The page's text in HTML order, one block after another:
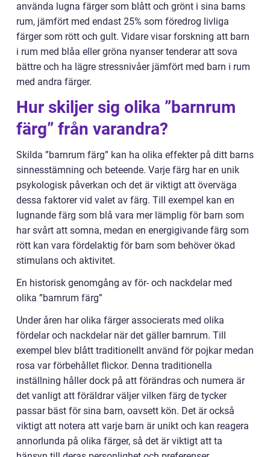
använda lugna färger som blått och grönt i sina barns
rum, jämfört med endast 25% som föredrog livliga
färger som rött och gult. Vidare visar forskning att barn
i rum med blåa eller gröna nyanser tenderar att sova
bättre och ha lägre stressnivåer jämfört med barn i rum
med andra färger.
Hur skiljer sig olika ”barnrum
färg” från varandra?
Skilda ”barnrum färg” kan ha olika effekter på ditt barns
sinnesstämning och beteende. Varje färg har en unik
psykologisk påverkan och det är viktigt att överväga
dessa faktorer vid valet av färg. Till exempel kan en
lugnande färg som blå vara mer lämplig för barn som
har svårt att somna, medan en energigivande färg som
rött kan vara fördelaktig för barn som behöver ökad
stimulans och aktivitet.
En historisk genomgång av för- och nackdelar med
olika ”barnrum färg”
Under åren har olika färger associerats med olika
fördelar och nackdelar när det gäller barnrum. Till
exempel blev blått traditionellt använd för pojkar medan
rosa var förbehållet flickor. Denna traditionella
inställning håller dock på att förändras och numera är
det vanligt att föräldrar väljer vilken färg de tycker
passar bäst för sina barn, oavsett kön. Det är också
viktigt att notera att varje barn är unikt och kan reagera
annorlunda på olika färger, så det är viktigt att ta